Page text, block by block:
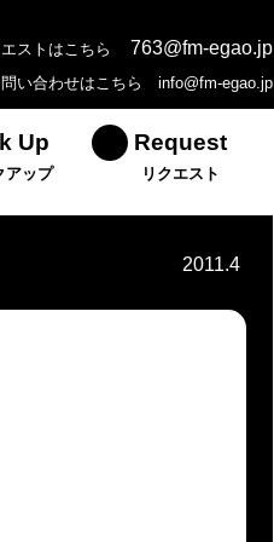
ストはこちら 763@fm-egao.jp
い合わせはこちら info@fm-egao.jp
Up
アップ
Request
リクエスト
2011.4